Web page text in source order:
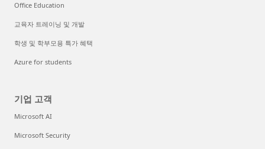
Office Education
교육자 트레이닝 및 개발
학생 및 학부모용 특가 혜택
Azure for students
기업 고객
Microsoft AI
Microsoft Security